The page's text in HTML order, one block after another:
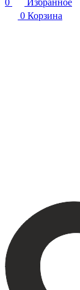
0
Избранное
0 Корзина